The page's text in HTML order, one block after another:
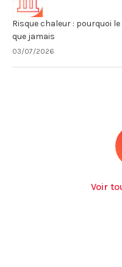
Risque chaleur : pourquoi
que jamais
03/07/2026
Voir